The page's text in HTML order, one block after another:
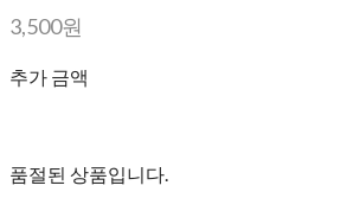
3,500원
추가 금액
품절된 상품입니다.